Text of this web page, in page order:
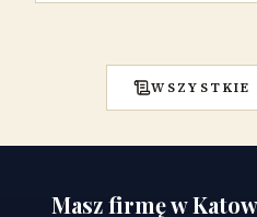
WSZYSTKIE
Masz firmę w